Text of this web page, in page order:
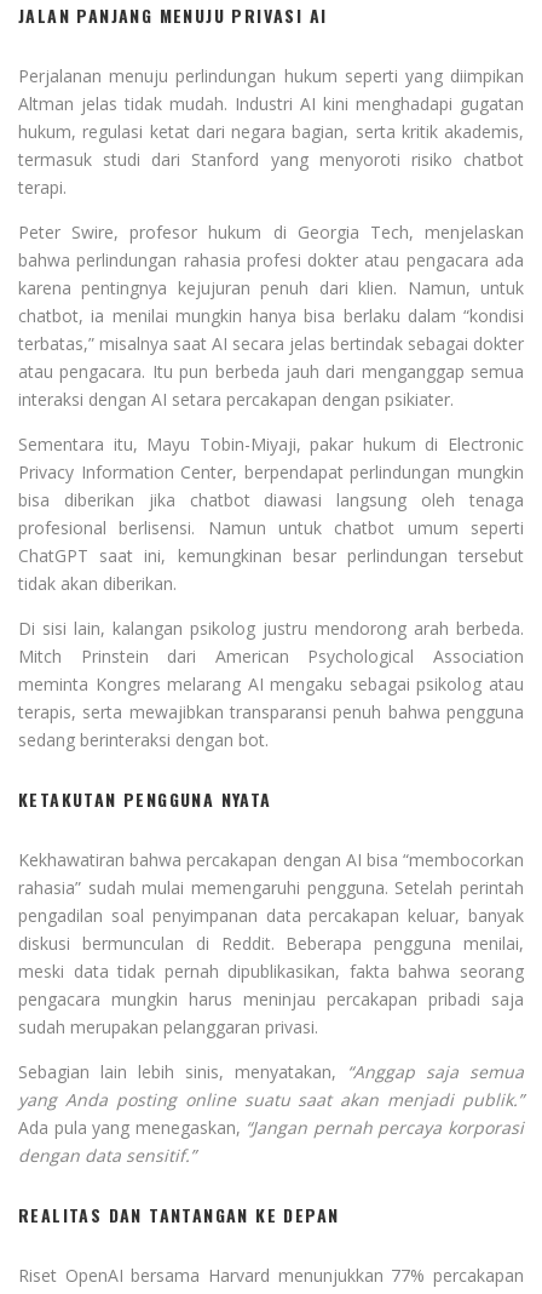
JALAN PANJANG MENUJU PRIVASI AI
Perjalanan menuju perlindungan hukum seperti yang diimpikan
Altman jelas tidak mudah. Industri AI kini menghadapi gugatan
hukum, regulasi ketat dari negara bagian, serta kritik akademis,
termasuk studi dari Stanford yang menyoroti risiko chatbot
terapi.
Peter Swire, profesor hukum di Georgia Tech, menjelaskan
bahwa perlindungan rahasia profesi dokter atau pengacara ada
karena pentingnya kejujuran penuh dari klien. Namun, untuk
chatbot, ia menilai mungkin hanya bisa berlaku dalam “kondisi
terbatas,” misalnya saat AI secara jelas bertindak sebagai dokter
atau pengacara. Itu pun berbeda jauh dari menganggap semua
interaksi dengan AI setara percakapan dengan psikiater.
Sementara itu, Mayu Tobin-Miyaji, pakar hukum di Electronic
Privacy Information Center, berpendapat perlindungan mungkin
bisa diberikan jika chatbot diawasi langsung oleh tenaga
profesional berlisensi. Namun untuk chatbot umum seperti
ChatGPT saat ini, kemungkinan besar perlindungan tersebut
tidak akan diberikan.
Di sisi lain, kalangan psikolog justru mendorong arah berbeda.
Mitch Prinstein dari American Psychological Association
meminta Kongres melarang AI mengaku sebagai psikolog atau
terapis, serta mewajibkan transparansi penuh bahwa pengguna
sedang berinteraksi dengan bot.
KETAKUTAN PENGGUNA NYATA
Kekhawatiran bahwa percakapan dengan AI bisa “membocorkan
rahasia” sudah mulai memengaruhi pengguna. Setelah perintah
pengadilan soal penyimpanan data percakapan keluar, banyak
diskusi bermunculan di Reddit. Beberapa pengguna menilai,
meski data tidak pernah dipublikasikan, fakta bahwa seorang
pengacara mungkin harus meninjau percakapan pribadi saja
sudah merupakan pelanggaran privasi.
Sebagian lain lebih sinis, menyatakan,
“Anggap saja semua
yang Anda posting online suatu saat akan menjadi publik.”
Ada pula yang menegaskan, “Jangan pernah percaya korporasi
dengan data sensitif.”
REALITAS DAN TANTANGAN KE DEPAN
Riset OpenAI bersama Harvard menunjukkan 77% percakapan